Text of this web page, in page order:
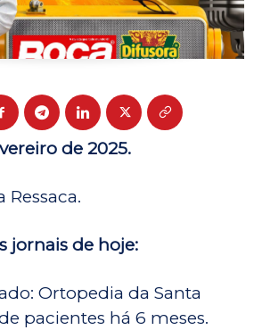
de 2025.
Ressaca.
jornais de hoje:
Ortopedia da Santa
pacientes há 6 meses.